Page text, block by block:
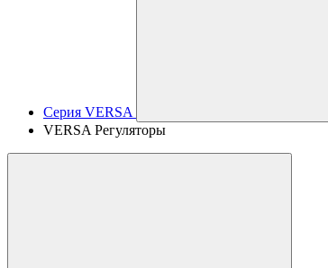
Серия VERSA
VERSA Регуляторы